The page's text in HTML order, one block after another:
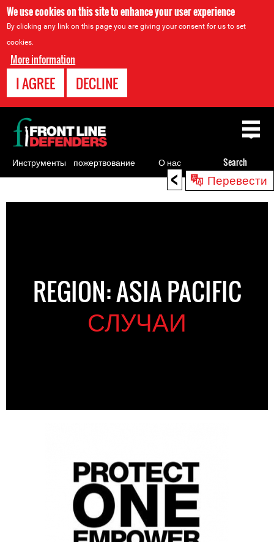
We use cookies on this site to enhance your user experience
By clicking any link on this page you are giving your consent for us to set
cookies.
More information
I AGREE DECLINE
< Перевести
to
REGION: ASIA PACIFIC
СЛУЧАИ
Back
to
top
Инструменты
для
пожертвование О нас Search